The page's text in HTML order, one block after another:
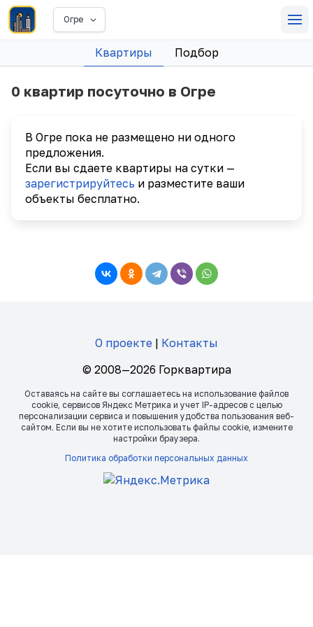
Огре
Квартиры Подбор
0 квартир посуточно в Огре
В Огре пока не размещено ни одного
предложения.
Если вы сдаете квартиры на сутки —
зарегистрируйтесь и разместите ваши
объекты бесплатно.
О проекте | Контакты
© 2008—2026 Горквартира
Оставаясь на сайте вы соглашаетесь на использование файлов
сookie, сервисов Яндекс Метрика и учет IP-адресов с целью
персонализации сервиса и повышения удобства пользования веб-
сайтом. Если вы не хотите использовать файлы сookie, измените
настройки браузера.
Политика обработки персональных данных